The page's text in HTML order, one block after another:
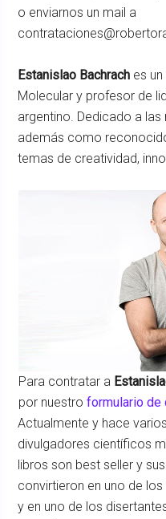
o enviarnos un mail a
Estanislao Bachrach es
Molecular y profesor de
argentino. Dedicado a
además como
temas de creatividad,
Para contratar a
por nuestro formulario de
Actualmente y hace
divulgadores científicos
libros son best seller y
convirtieron en uno de
y en uno de los